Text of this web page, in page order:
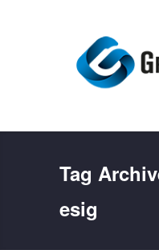
Tag
esig